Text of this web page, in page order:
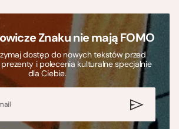
Znaku nie mają FOMO
dostęp do nowych tekstów przed
prezenty i polecenia kulturalne specjalnie
dla Ciebie.